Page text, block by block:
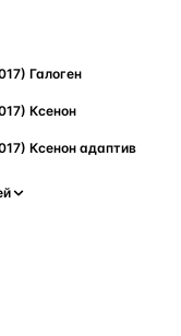
Галоген
Ксенон
Ксенон адаптив